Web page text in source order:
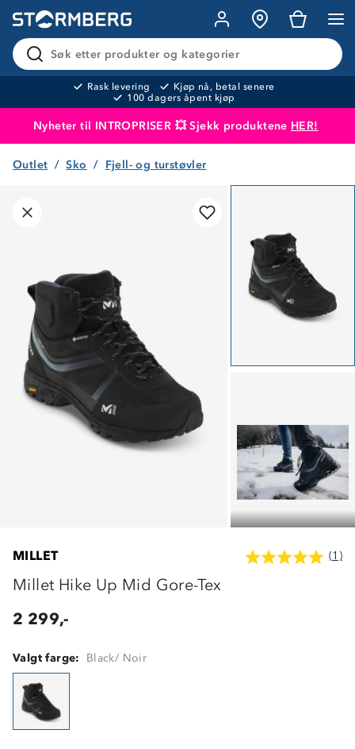
Søk etter produkter og kategorier
Rask levering
Kjøp nå, betal senere
100 dagers åpent kjøp
Nyheter til INTROPRISER 💥 Sjekk produktene HER!
Produktet er lagt i handlekurven
Outlet Sko Fjell- og turstøvler
MILLET (1)
Millet Hike Up Mid Gore-Tex
2 299,-
Valgt farge: Black/ Noir